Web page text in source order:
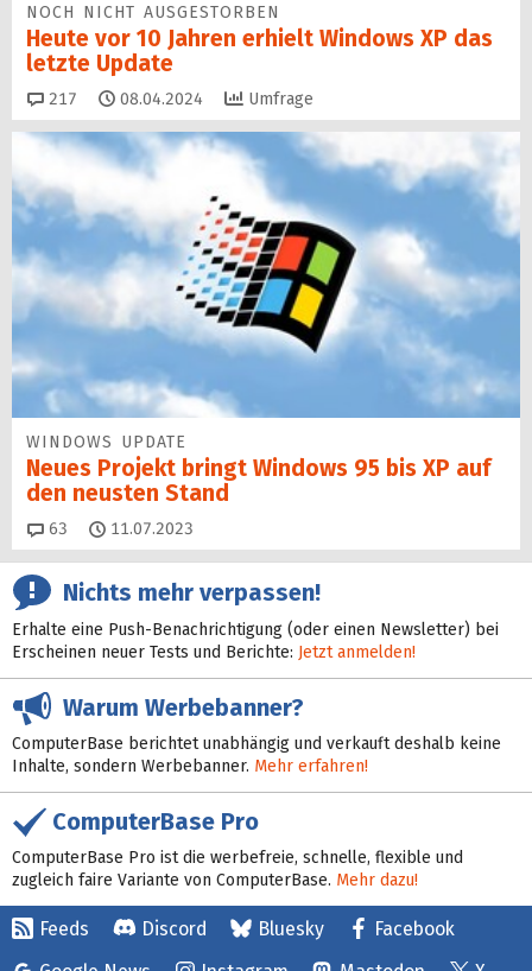
NOCH NICHT AUSGESTORBEN
Heute vor 10 Jahren erhielt Windows XP das
letzte Update
217 Kommentare
08.04.2024 Umfrage
WINDOWS UPDATE
Neues Projekt bringt Windows 95 bis XP auf
den neusten Stand
63 Kommentare
11.07.2023
Nichts mehr verpassen!
Erhalte eine Push-Benachrichtigung (oder einen Newsletter) bei
Erscheinen neuer Tests und Berichte: Jetzt anmelden!
Warum Werbebanner?
ComputerBase berichtet unabhängig und verkauft deshalb keine
Inhalte, sondern Werbebanner. Mehr erfahren!
ComputerBase Pro
ComputerBase Pro ist die werbefreie, schnelle, flexible und
zugleich faire Variante von ComputerBase. Mehr dazu!
Feeds Discord Bluesky
Facebook